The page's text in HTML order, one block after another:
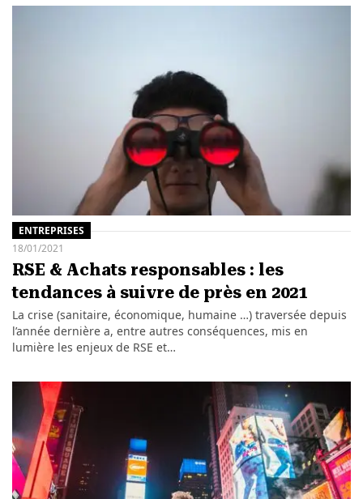
ENTREPRISES
18/01/2021
RSE & Achats responsables : les
tendances à suivre de près en 2021
La crise (sanitaire, économique, humaine …) traversée depuis
l’année dernière a, entre autres conséquences, mis en
lumière les enjeux de RSE et…